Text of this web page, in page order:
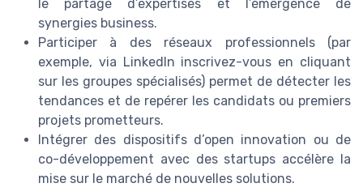
le partage d’expertises et l’émergence de
synergies business.
Participer à des réseaux professionnels (par
exemple, via LinkedIn inscrivez-vous en cliquant
sur les groupes spécialisés) permet de détecter les
tendances et de repérer les candidats ou premiers
projets prometteurs.
Intégrer des dispositifs d’open innovation ou de
co-développement avec des startups accélère la
mise sur le marché de nouvelles solutions.